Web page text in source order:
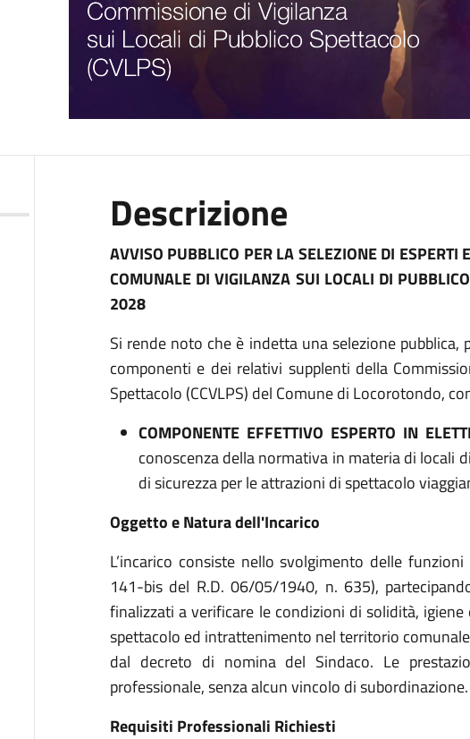
Descrizione
AVVISO PUBBLICO PER LA SELEZIONE DI
COMUNALE DI VIGILANZA SUI LOCALI DI
2028
Si rende noto che è indetta una selezione
componenti e dei relativi supplenti della
Spettacolo (CCVLPS) del Comune di Locorotondo,
COMPONENTE EFFETTIVO ESPERTO IN
conoscenza della normativa in materia di locali
di sicurezza per le attrazioni di spettacolo
Oggetto e Natura dell'Incarico
L’incarico consiste nello svolgimento delle
141-bis del R.D. 06/05/1940, n. 635),
finalizzati a verificare le condizioni di solidità,
spettacolo ed intrattenimento nel territorio
dal decreto di nomina del Sindaco. Le
professionale, senza alcun vincolo di subordinazione.
Requisiti Professionali Richiesti